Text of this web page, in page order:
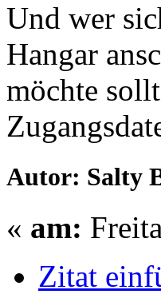
Und wer
Hangar
möchte
Autor: Salty
« am:
Zitat